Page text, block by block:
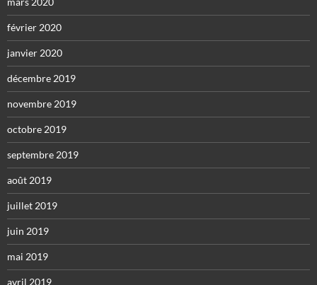
février 2020
janvier 2020
décembre 2019
novembre 2019
octobre 2019
septembre 2019
août 2019
juillet 2019
juin 2019
mai 2019
avril 2019